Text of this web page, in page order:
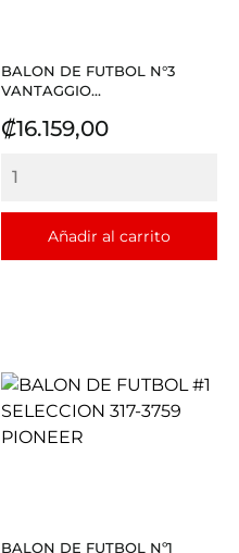
BALON DE FUTBOL N°3
VANTAGGIO...
Precio
₡16.159,00
Añadir al carrito
BALON DE FUTBOL Nº1